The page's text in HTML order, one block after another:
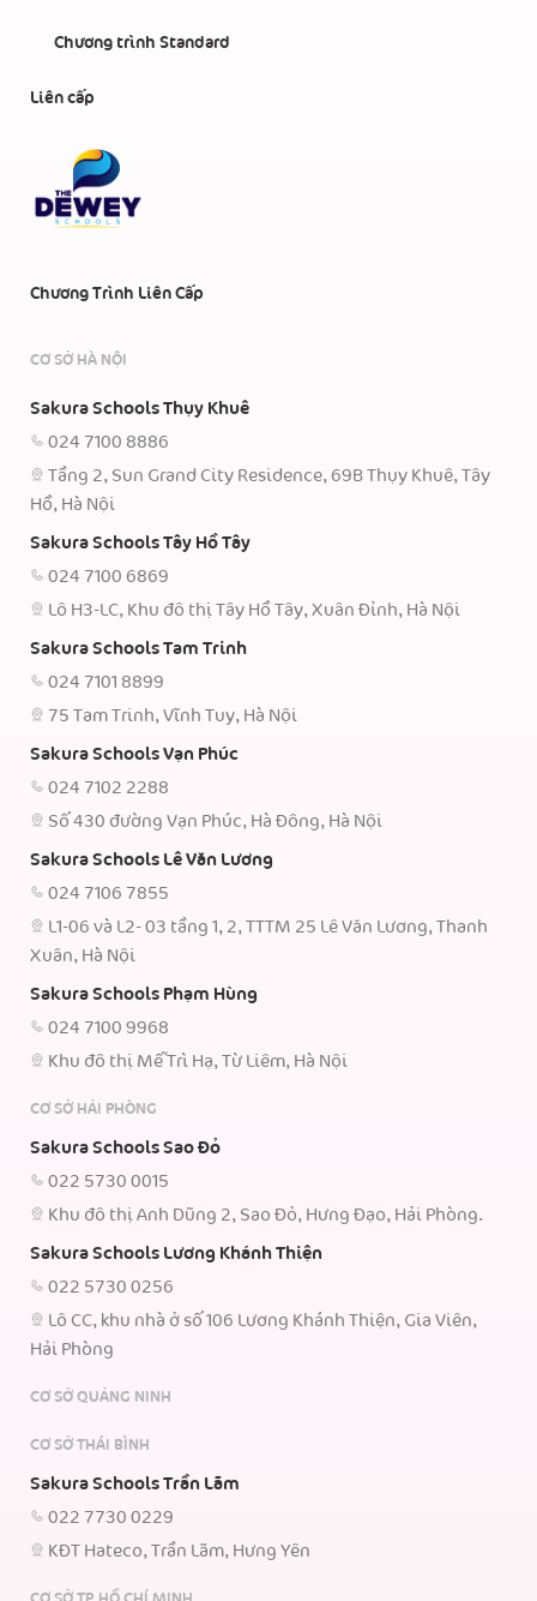
Chương trình Standard
Liên cấp
Chương Trình Liên Cấp
CƠ SỞ HÀ NỘI
Sakura Schools Thụy Khuê
024 7100 8886
Tầng 2, Sun Grand City Residence, 69B Thụy Khuê, Tây
Hồ, Hà Nội
Sakura Schools Tây Hồ Tây
024 7100 6869
Lô H3-LC, Khu đô thị Tây Hồ Tây, Xuân Đỉnh, Hà Nội
Sakura Schools Tam Trinh
024 7101 8899
75 Tam Trinh, Vĩnh Tuy, Hà Nội
Sakura Schools Vạn Phúc
024 7102 2288
Số 430 đường Vạn Phúc, Hà Đông, Hà Nội
Sakura Schools Lê Văn Lương
024 7106 7855
L1-06 và L2- 03 tầng 1, 2, TTTM 25 Lê Văn Lương, Thanh
Xuân, Hà Nội
Sakura Schools Phạm Hùng
024 7100 9968
Khu đô thị Mễ Trì Hạ, Từ Liêm, Hà Nội
CƠ SỞ HẢI PHÒNG
Sakura Schools Sao Đỏ
022 5730 0015
Khu đô thị Anh Dũng 2, Sao Đỏ, Hưng Đạo, Hải Phòng.
Sakura Schools Lương Khánh Thiện
022 5730 0256
Lô CC, khu nhà ở số 106 Lương Khánh Thiện, Gia Viên,
Hải Phòng
CƠ SỞ QUẢNG NINH
CƠ SỞ THÁI BÌNH
Sakura Schools Trần Lãm
022 7730 0229
KĐT Hateco, Trần Lãm, Hưng Yên